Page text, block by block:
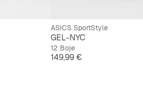
ASICS SportStyle
GEL-NYC
12 Boje
Cijena
149,99 €